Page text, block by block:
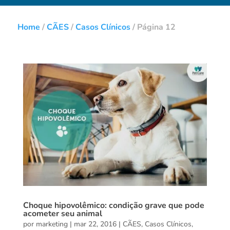
Home /CÃES/Casos Clínicos/ Página 12
Choque hipovolêmico: condição grave que pode
acometer seu animal
por marketing| mar 22, 2016| CÃES, Casos Clínicos,